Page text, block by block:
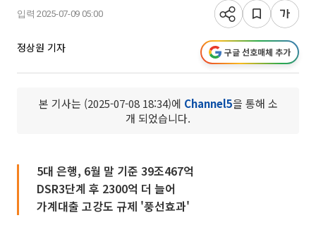
입력 2025-07-09 05:00
정상원 기자 구글 선호매체 추가
본 기사는 (2025-07-08 18:34)에 Channel5을 통해 소
개 되었습니다.
5대 은행, 6월 말 기준 39조467억
DSR3단계 후 2300억 더 늘어
가계대출 고강도 규제 '풍선효과'